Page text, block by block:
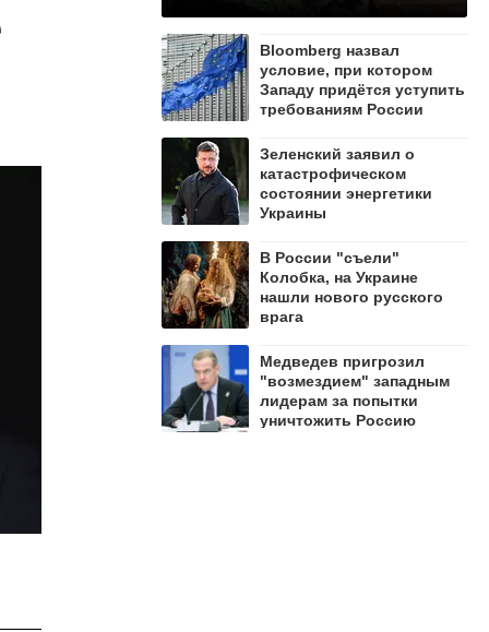
Bloomberg назвал
условие, при котором
Западу придётся уступить
требованиям России
Зеленский заявил о
катастрофическом
состоянии энергетики
Украины
В России "съели"
Колобка, на Украине
нашли нового русского
врага
Медведев пригрозил
"возмездием" западным
лидерам за попытки
уничтожить Россию